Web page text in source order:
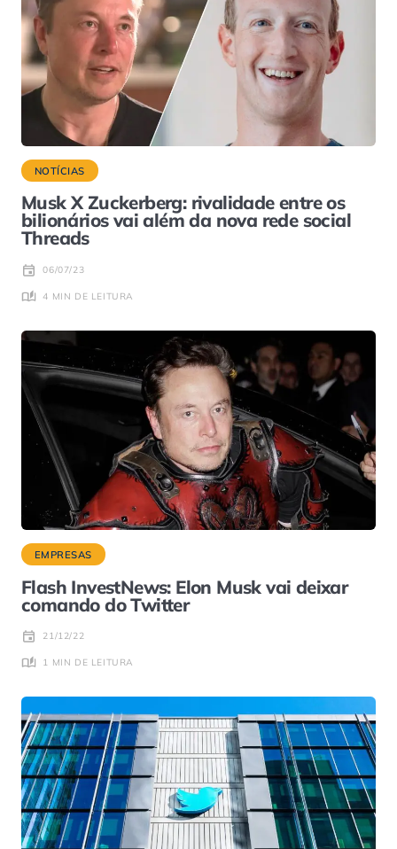
NOTÍCIAS
Musk X Zuckerberg: rivalidade entre os
bilionários vai além da nova rede social
Threads
06/07/23
4 MIN DE LEITURA
EMPRESAS
Flash InvestNews: Elon Musk vai deixar
comando do Twitter
21/12/22
1 MIN DE LEITURA